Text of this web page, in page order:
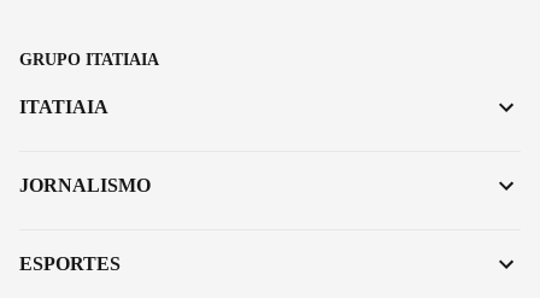
GRUPO ITATIAIA
ITATIAIA
JORNALISMO
ESPORTES